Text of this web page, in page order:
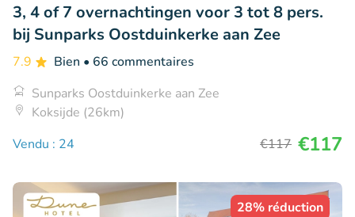
3, 4 of 7 overnachtingen voor 3 tot 8 pers.
bij Sunparks Oostduinkerke aan Zee
7.9 Bien • 66 commentaires
Sunparks Oostduinkerke aan Zee
Koksijde (26km)
Vendu : 24
€117 €117
28% réduction